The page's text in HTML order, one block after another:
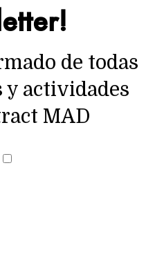
de todas
y actividades
MAD